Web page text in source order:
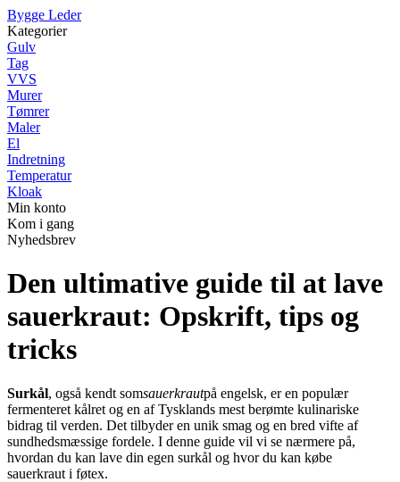
Bygge Leder
Kategorier
Gulv
Tag
VVS
Murer
Tømrer
Maler
El
Indretning
Temperatur
Kloak
Min konto
Kom i gang
Nyhedsbrev
Den ultimative guide til at lave
sauerkraut: Opskrift, tips og
tricks
Surkål, også kendt somsauerkrautpå engelsk, er en populær
fermenteret kålret og en af Tysklands mest berømte kulinariske
bidrag til verden. Det tilbyder en unik smag og en bred vifte af
sundhedsmæssige fordele. I denne guide vil vi se nærmere på,
hvordan du kan lave din egen surkål og hvor du kan købe
sauerkraut i føtex.